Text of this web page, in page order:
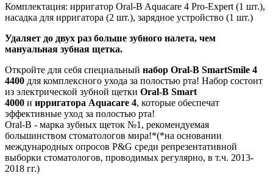
Комплектация: ирригатор Oral-B Aquacare 4 Pro-Expert (1 шт.),
насадка для ирригатора (2 шт.), зарядное устройство (1 шт.)
Удаляет до двух раз больше зубного налета, чем
мануальная зубная щетка.
Откройте для себя специальный набор Oral-B SmartSmile 4
4400 для комплексного ухода за полостью рта! Набор состоит
из электрической зубной щетки Oral-B Smart
4000 и ирригатора Aquacare 4, которые обеспечат
эффективные уход за полостью рта!
Oral-B - марка зубных щеток №1, рекомендуемая
большинством стоматологов мира!*(*на основании
международных опросов P&G среди репрезентативной
выборки стоматологов, проводимых регулярно, в т.ч. 2013-
2018 гг.)